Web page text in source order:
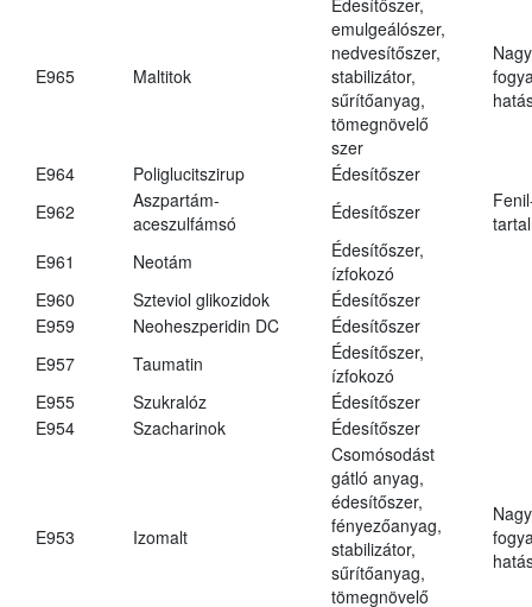
E965 Maltitok
emulgeálószer,
nedvesítőszer,
stabilizátor,
sűrítőanyag,
tömegnövelő
szer
E964 Poliglucitszirup
Édesítőszer
E962
Aszpartám-
aceszulfámsó
Édesítőszer
E961
Neotám
Édesítőszer,
ízfokozó
E960
Szteviol glikozidok
Édesítőszer
E959
Neoheszperidin DC
Édesítőszer
E957
Taumatin
Édesítőszer,
ízfokozó
E955
Szukralóz
Édesítőszer
E954
Szacharinok Édesítőszer
E953 Izomalt
Csomósodást
gátló anyag,
édesítőszer,
fényezőanyag,
stabilizátor,
sűrítőanyag,
tömegnövelő